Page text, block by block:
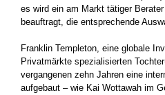
es wird ein am Markt tätiger
beauftragt, die entsprechende
Franklin Templeton, eine globale
Privatmärkte spezialisierten
vergangenen zehn Jahren eine
aufgebaut – wie Kai Wottawah im